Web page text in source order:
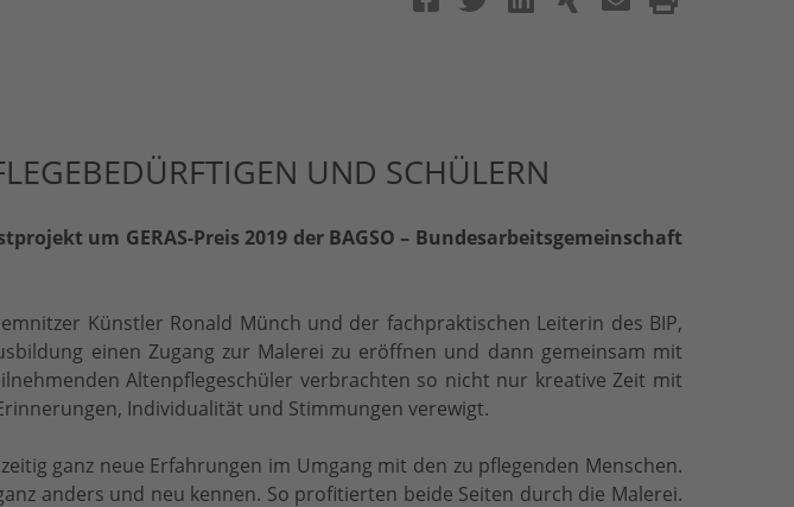
UND SCHÜLERN
um GERAS-Preis 2019 der BAGSO – Bundesarbeitsgemeinschaft
Künstler Ronald Münch und der fachpraktischen Leiterin des BIP,
einen Zugang zur Malerei zu eröffnen und dann gemeinsam mit
Altenpflegeschüler verbrachten so nicht nur kreative Zeit mit
Individualität und Stimmungen verewigt.
ganz neue Erfahrungen im Umgang mit den zu pflegenden Menschen.
anders und neu kennen. So profitierten beide Seiten durch die Malerei.